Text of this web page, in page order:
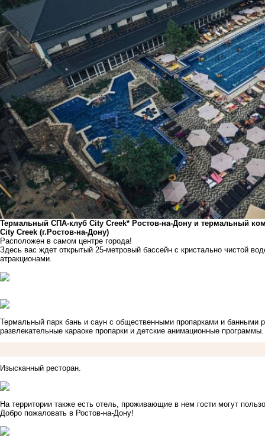
Термальный СПА-клуб City Creek* Ростов-на-Дону и термальный
City Creek (г.Ростов-на-Дону)
Расположен в самом центре города!
Здесь вас ждет открытый 25-метровый бассейн с кристально чистой
атракционами.
Термальный парк бань и саун с общественными пропарками и банными
развлекательные караоке пропарки и детские анимационные программы.
Изысканный ресторан.
На территории также есть отель, проживающие в нем гости могут
Добро пожаловать в Ростов-на-Дону!